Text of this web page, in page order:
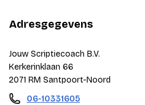
Adresgegevens
Jouw Scriptiecoach B.V.
Kerkerinklaan 66
2071 RM Santpoort-Noord
06-10331605